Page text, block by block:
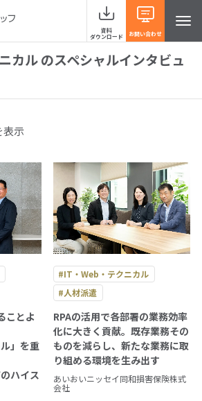
資料
ダウンロード お問い合わせ
ジライン
カル のスペシャルインタビュ
表示
ことよ
」を重
ハイス
#IT・Web・テクニカル
#人材派遣
RPAの活用で各部署の業務効率
化に大きく貢献。既存業務その
ものを減らし、新たな業務に取
り組める環境を生み出す
あいおいニッセイ同和損害保険株式
会社